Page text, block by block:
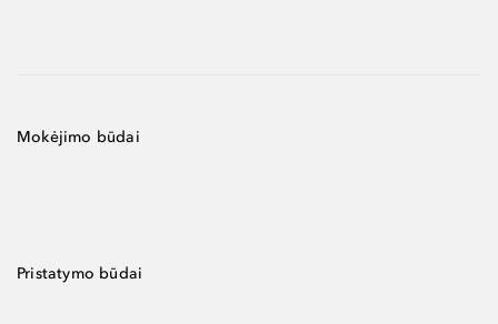
Mokėjimo būdai
Pristatymo būdai